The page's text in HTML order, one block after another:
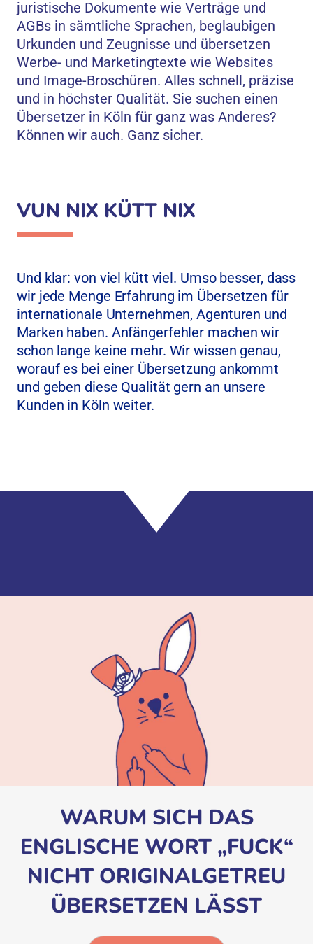
juristische Dokumente wie Verträge und
AGBs in sämtliche Sprachen, beglaubigen
Urkunden und Zeugnisse und übersetzen
Werbe- und Marketingtexte wie Websites
und Image-Broschüren. Alles schnell, präzise
und in höchster Qualität. Sie suchen einen
Übersetzer in Köln für ganz was Anderes?
Können wir auch. Ganz sicher.
VUN NIX KÜTT NIX
Und klar: von viel kütt viel. Umso besser, dass
wir jede Menge Erfahrung im Übersetzen für
internationale Unternehmen, Agenturen und
Marken haben. Anfängerfehler machen wir
schon lange keine mehr. Wir wissen genau,
worauf es bei einer Übersetzung ankommt
und geben diese Qualität gern an unsere
Kunden in Köln weiter.
WARUM SICH DAS
ENGLISCHE WORT „FUCK“
NICHT ORIGINALGETREU
ÜBERSETZEN LÄSST